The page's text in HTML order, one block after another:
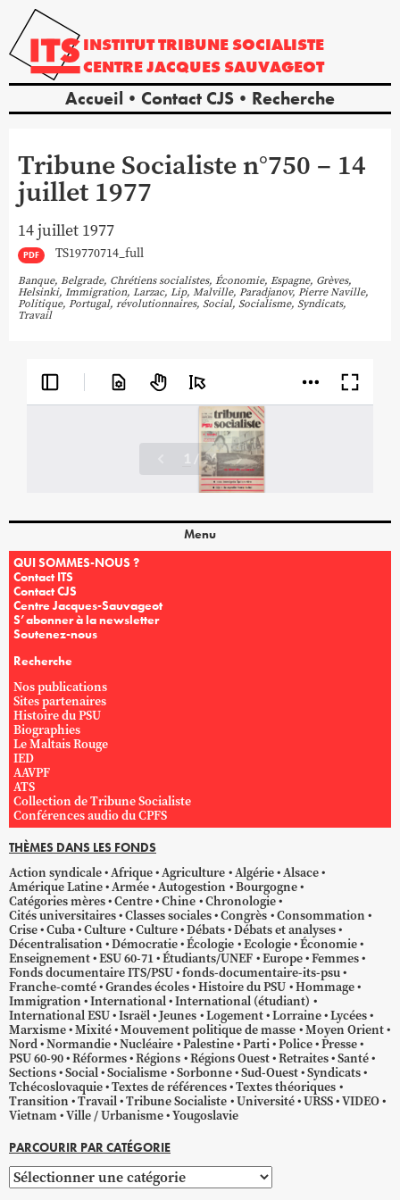
INSTITUTTRIBUNE SOCIALISTE
CENTREJACQUES SAUVAGEOT
Accueil Contact CJS Recherche
Tribune Socialiste n°750 – 14
juillet 1977
14 juillet 1977
PDF TS19770714_full
Banque, Belgrade, Chrétiens socialistes, Économie, Espagne, Grèves,
Helsinki, Immigration, Larzac, Lip, Malville, Paradjanov, Pierre Naville,
Politique, Portugal, révolutionnaires, Social, Socialisme, Syndicats,
Travail
Menu
QUI SOMMES-NOUS ?
Contact ITS
Contact CJS
Centre Jacques-Sauvageot
S’abonner à la newsletter
Soutenez-nous
Recherche
Nos publications
Sites partenaires
Histoire du PSU
Biographies
Le Maltais Rouge
IED
AAVPF
ATS
Collection de Tribune Socialiste
Conférences audio du CPFS
THÈMES DANS LES FONDS
Action syndicale Afrique Agriculture Algérie Alsace
Amérique Latine Armée Autogestion
Bourgogne
Catégories mères Centre Chine Chronologie
Cités universitaires Classes sociales Congrès Consommation
Crise Cuba Culture Culture Débats Débats et analyses
Décentralisation Démocratie Écologie Ecologie Économie
Enseignement ESU 60-71 Étudiants/UNEF Europe Femmes
Fonds documentaire ITS/PSU fonds-documentaire-its-psu
Franche-comté Grandes écoles Histoire du PSU Hommage
Immigration International International (étudiant)
International ESU Israël Jeunes Logement Lorraine Lycées
Marxisme Mixité Mouvement politique de masse Moyen Orient
Nord Normandie Nucléaire Palestine Parti Police Presse
PSU 60-90 Réformes Régions Régions Ouest Retraites Santé
Sections Social Socialisme Sorbonne Sud-Ouest Syndicats
Tchécoslovaquie Textes de références Textes théoriques
Transition Travail Tribune Socialiste Université URSS VIDEO
Vietnam Ville / Urbanisme Yougoslavie
PARCOURIR PAR CATÉGORIE
Parcourir
par